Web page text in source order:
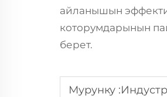
айланышын
которумдарынын
берет.
Мурунку :